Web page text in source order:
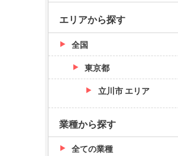
エリアから探す
全国
東京都
立川市 エリア
業種から探す
全ての業種